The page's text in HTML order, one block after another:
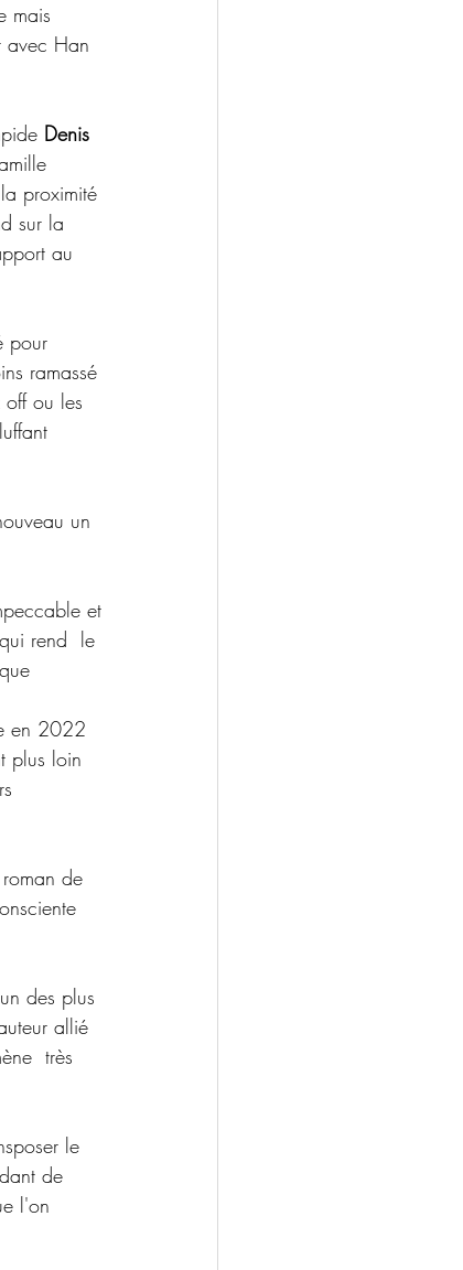
mais
avec Han
Denis
proximité
sur la
au
pour
ramassé
ou les
un
et
rend  le
en 2022
plus loin
de
des plus
allié
très
le
de
l'on